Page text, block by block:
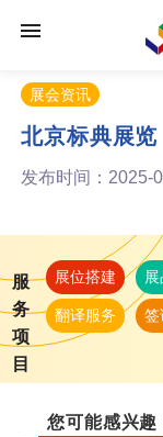
展会资讯
北京标典展览
发布时间：2025-
服
务
项
目
展位搭建
翻译服务 签
您可能感兴趣